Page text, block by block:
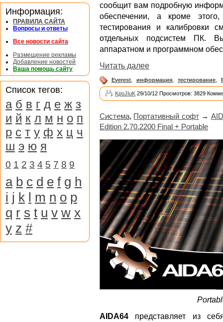
сообщит вам подробную
обеспечении, а кроме
тестирования и калибровки
отдельных подсистем ПК.
аппаратном и программном
Читать далее
Everest информация тестирование
KpoJIuK 29/10/12 Просмотров: 3829
Система, Портативный софт→
Edition 2.70.2200 Final + Portable
AIDA64 представляет из
Информация:
ПРАВИЛА САЙТА
Вопросы и ответы
Все новости сайта
Размещение рекламы
Добавление новостей
Ваша помощь сайту
Список тегов:
а б в г д е ж з
и й к л м н о п
р с т у ф х ц ч
ш э ю я
0 1 2 3 4 5 7 8 9
a b c d e f g h
i j k l m n o p
q r s t u v w x
y z #